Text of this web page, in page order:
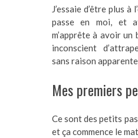
J’essaie d’être plus à
passe en moi, et
m’apprête à avoir
inconscient
sans raison
Mes premiers
Ce sont des petits
et ça commence le